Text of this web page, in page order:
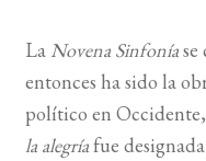
La Novena Sinfoníase
entonces ha sido la
político en
la alegríafue